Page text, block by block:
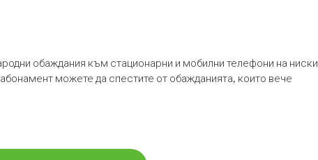
обаждания към стационарни и мобилни телефони на ниски
можете да спестите от обажданията, които вече